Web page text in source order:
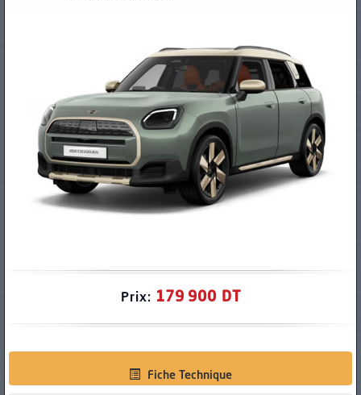
Prix: 179 900 DT
Fiche Technique